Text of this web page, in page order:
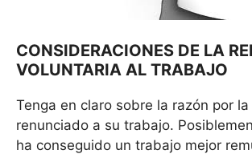
CONSIDERACIONES DE LA
VOLUNTARIA AL TRABAJO
Tenga en claro sobre la razón por
renunciado a su trabajo.
ha conseguido un trabajo mejor